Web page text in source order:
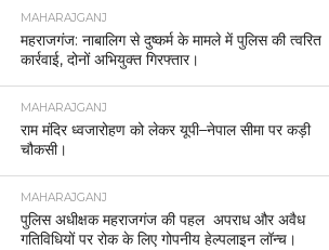
MAHARAJGANJ
महराजगंज: नाबालिग से दुष्कर्म के मामले में पुलिस की त्वरित
कार्रवाई, दोनों अभियुक्त गिरफ्तार।
MAHARAJGANJ
राम मंदिर ध्वजारोहण को लेकर यूपी–नेपाल सीमा पर कड़ी
चौकसी।
MAHARAJGANJ
पुलिस अधीक्षक महराजगंज की पहल अपराध और अवैध
गतिविधियों पर रोक के लिए गोपनीय हेल्पलाइन लॉन्च।